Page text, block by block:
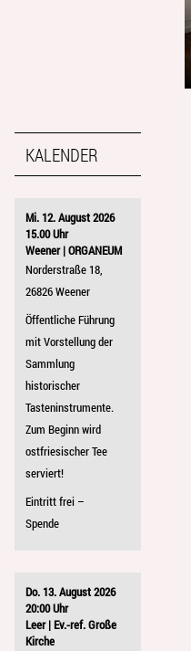
KALENDER
Mi. 12. August 2026
15.00 Uhr
Weener | ORGANEUM
Norderstraße 18,
26826 Weener
Öffentliche Führung
mit Vorstellung der
Sammlung
historischer
Tasteninstrumente.
Zum Beginn wird
ostfriesischer Tee
serviert!
Eintritt frei –
Spende
Do. 13. August 2026
20:00 Uhr
Leer | Ev.-ref. Große
Kirche